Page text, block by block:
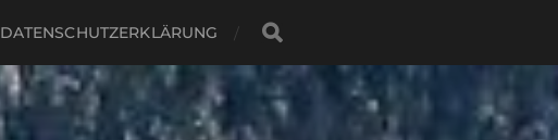
DATENSCHUTZERKLÄRUNG